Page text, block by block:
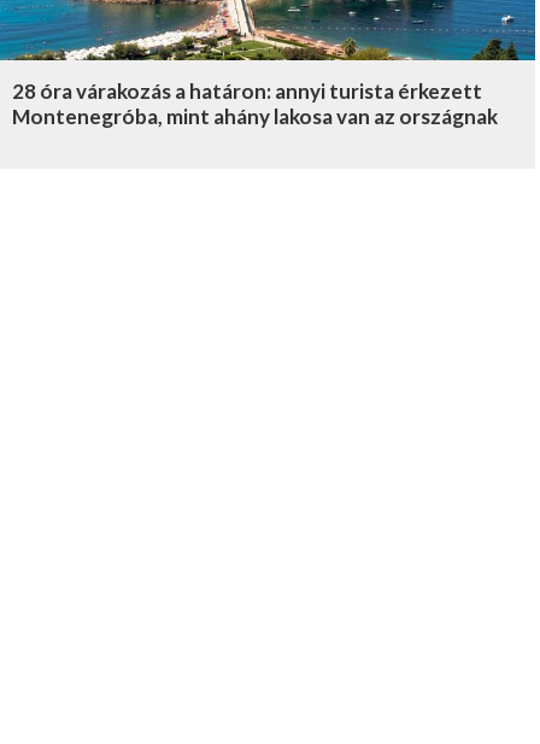
28 óra várakozás a határon: annyi turista érkezett
Montenegróba, mint ahány lakosa van az országnak